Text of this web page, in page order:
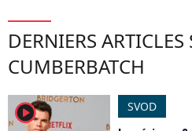
DERNIERS
CUMBERBATCH
player2
SVOD